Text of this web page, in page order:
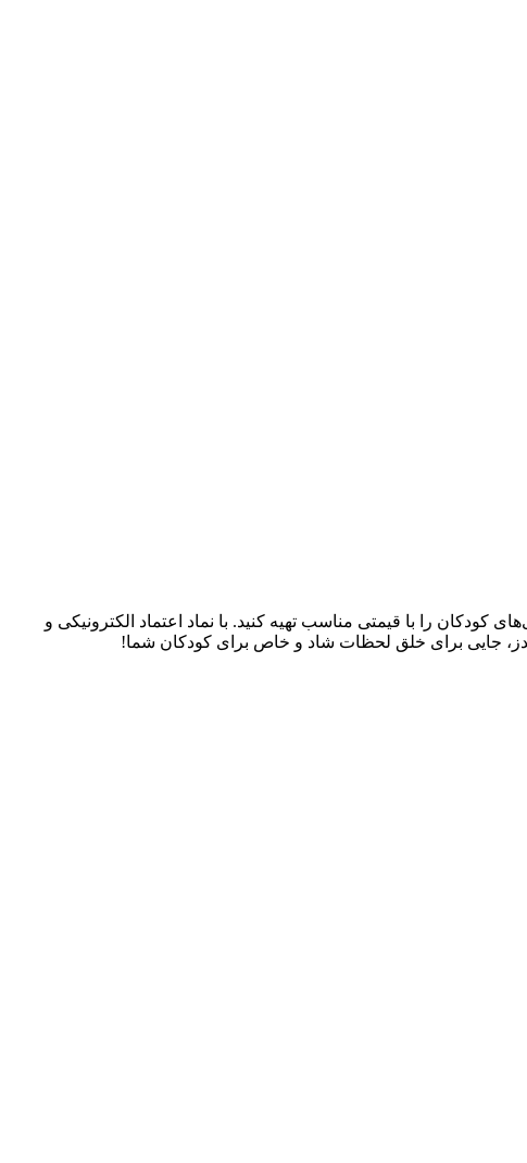
اکسسوری‌های کودکان را با قیمتی مناسب تهیه کنید. با نماد اعتماد الکترونیکی و
جایی برای خلق لحظات شاد و خاص برای کودکان شما!